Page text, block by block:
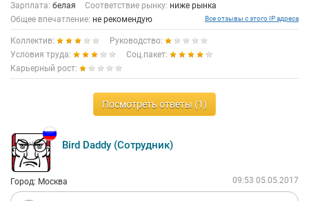
Зарплата: белая Соответствие рынку: ниже рынка
Общее впечатление: не рекомендую Все отзывы с этого IP адреса
Коллектив:
Руководство:
Условия труда:
Соц.пакет:
Карьерный рост:
Посмотреть ответы (1)
Bird Daddy (Сотрудник)
Город: Москва 09:53 05.05.2017